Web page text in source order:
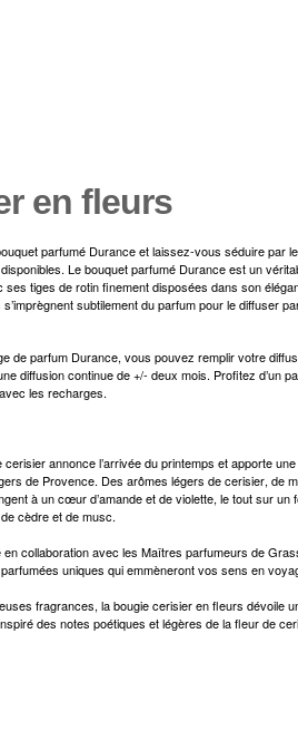
en fleurs
parfumé Durance et laissez-vous séduire par
Le bouquet parfumé Durance est un
ses tiges de rotin finement disposées dans son
subtilement du parfum pour le diffuser
de parfum Durance, vous pouvez remplir votre
diffusion continue de +/- deux mois. Profitez d’un
les recharges.
annonce l’arrivée du printemps et apporte
de Provence. Des arômes légers de cerisier, de
à un cœur d’amande et de violette, le tout sur un
cèdre et de musc.
en collaboration avec les Maîtres parfumeurs de
uniques qui emmèneront vos sens en
fragrances, la bougie cerisier en fleurs dévoile
des notes poétiques et légères de la fleur de